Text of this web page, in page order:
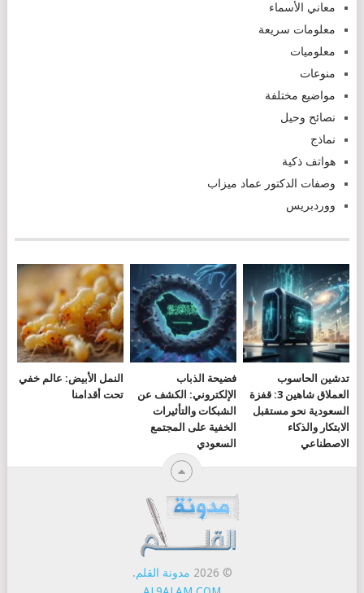
معاني الأسماء
معلومات سريعة
معلوميات
منوعات
مواضيع مختلفة
نصائح وحيل
نماذج
هواتف ذكية
وصفات الدكتور عماد ميزاب
ووردبريس
تدشين الحاسوب
العملاق شاهين 3: قفزة
السعودية نحو مستقبل
الابتكار والذكاء
الاصطناعي
فضيحة الذباب
الإلكتروني: الكشف عن
الشبكات والتأثيرات
الخفية على المجتمع
السعودي
النمل الأبيض: عالم خفي
تحت أقدامنا
© 2026 مدونة القلم.